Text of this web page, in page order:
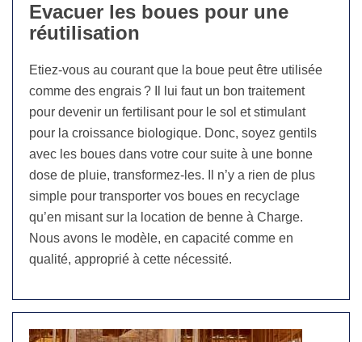
Evacuer les boues pour une
réutilisation
Etiez-vous au courant que la boue peut être utilisée
comme des engrais ? Il lui faut un bon traitement
pour devenir un fertilisant pour le sol et stimulant
pour la croissance biologique. Donc, soyez gentils
avec les boues dans votre cour suite à une bonne
dose de pluie, transformez-les. Il n’y a rien de plus
simple pour transporter vos boues en recyclage
qu’en misant sur la location de benne à Charge.
Nous avons le modèle, en capacité comme en
qualité, approprié à cette nécessité.